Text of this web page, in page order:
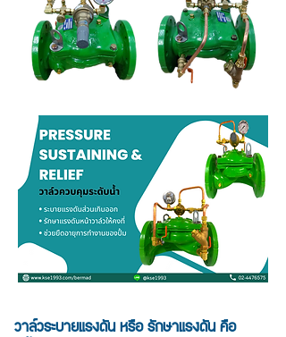
วาล์วระบายแรงดัน หรือ รักษาแรงดัน คือ